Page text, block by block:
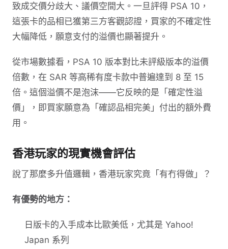
致成交價分歧大、議價空間大。一旦評得 PSA 10，
這張卡的品相已獲第三方客觀認證，買家的不確定性
大幅降低，願意支付的溢價也顯著提升。
從市場數據看，PSA 10 版本對比未評級版本的溢價
倍數，在 SAR 等高稀有度卡款中普遍達到 8 至 15
倍。這個溢價不是泡沫——它反映的是「確定性溢
價」，即買家願意為「確認品相完美」付出的額外費
用。
香港玩家的現實機會評估
說了那麼多升值邏輯，香港玩家究竟「有冇得做」？
有優勢的地方：
日版卡的入手成本比歐美低，尤其是 Yahoo!
Japan 系列